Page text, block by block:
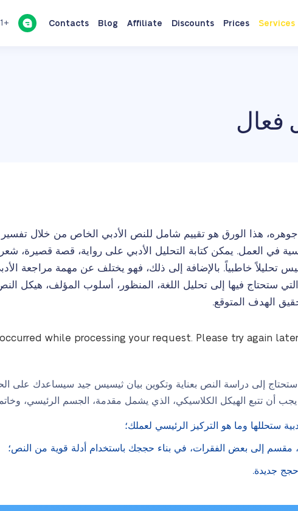
Services
Prices
Discounts
Affiliate
Blog
Contacts
+1(888)870-8911
فعال
هذا الورق هو تقييم شامل للنص الأدبي الخاص من خلال
في العمل. يمكن كتابة التحليل الأدبي على رواية، قصة قصيرة،
ليس تحليلاً خاطبياً. بالإضافة إلى ذلك، فهو يختلف عن مهمة مراجعة
ستحتاج فيها إلى تحليل اللغة، المنظور، أسلوب المؤلف، هيكل
الهدف المتوقع.
occurred while processing your request. Please try again
ستحتاج إلى دراسة النص بعناية وتكوين بيان ثيسيس جيد سيساعدك على
أن تتبع الهيكل الكلاسيكي، الذي يشمل مقدمة، الجسم الرئيسي،
ستحللها وما هو التركيز الرئيسي لعملك؛
مقسم إلى بعض الفقرات، في بناء حججك باستخدام أدلة قوية من النص؛
جديدة.